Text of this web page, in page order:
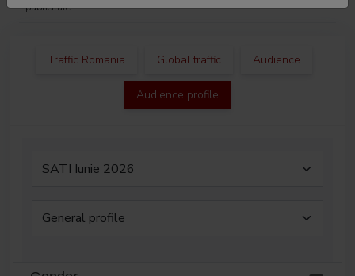
publicitate:
Traffic Romania Global traffic Audience
Audience profile